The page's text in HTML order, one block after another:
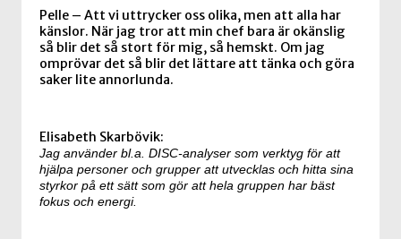
Pelle – Att vi uttrycker oss olika, men att alla har
känslor. När jag tror att min chef bara är okänslig
så blir det så stort för mig, så hemskt. Om jag
omprövar det så blir det lättare att tänka och göra
saker lite annorlunda.
Elisabeth Skarbövik:
Jag använder bl.a. DISC-analyser som verktyg för att
hjälpa personer och grupper att utvecklas och hitta sina
styrkor på ett sätt som gör att hela gruppen har bäst
fokus och energi.